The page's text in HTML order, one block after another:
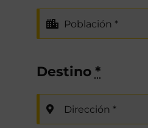
Destino *